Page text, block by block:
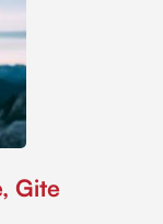
Gite